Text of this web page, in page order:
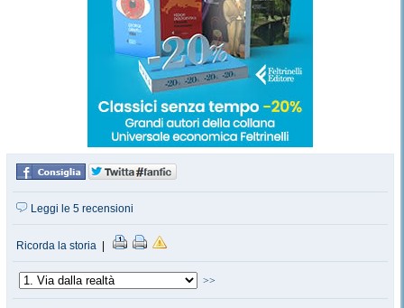
Leggi le 5 recensioni
Ricorda la storia
>>